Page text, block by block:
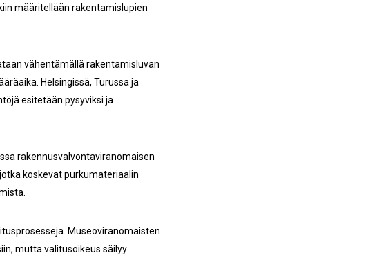
määritellään rakentamislupien
vähentämällä rakentamisluvan
Helsingissä, Turussa ja
esitetään pysyviksi ja
rakennusvalvontaviranomaisen
koskevat purkumateriaalin
Museoviranomaisten
mutta valitusoikeus säilyy